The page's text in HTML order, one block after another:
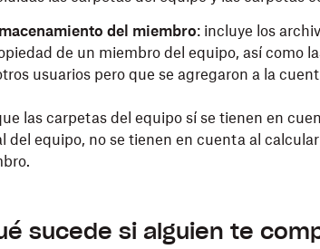
del miembro: incluye los
de un miembro del equipo, así como
usuarios pero que se agregaron a la
las carpetas del equipo sí se tienen en
del equipo, no se tienen en cuenta al
sucede si alguien te